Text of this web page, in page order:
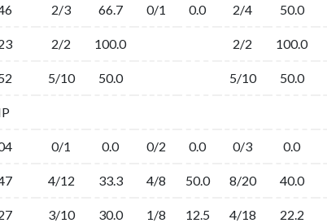
2/3 66.7 0/1 0.0 2/4 50.0
2/2 100.0 2/2 100.0
5/10 50.0 5/10 50.0
0/1 0.0 0/2 0.0 0/3 0.0
4/12 33.3 4/8 50.0 8/20 40.0
3/10 30.0 1/8 12.5 4/18 22.2